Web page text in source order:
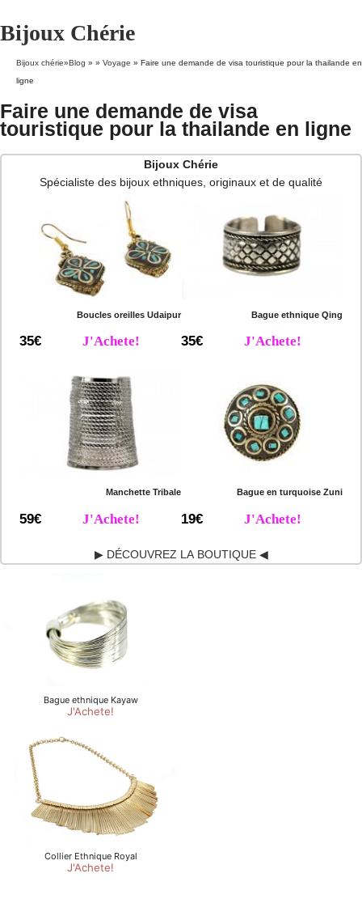
Bijoux Chérie
Bijoux chérie»Blog » » Voyage » Faire une demande de visa touristique pour la thailande en
ligne
Faire une demande de visa
touristique pour la thailande en ligne
Bijoux Chérie
Spécialiste des bijoux ethniques, originaux et de qualité
Boucles oreilles Udaipur
35€ J'Achete!
Bague ethnique Qing
35€ J'Achete!
Manchette Tribale
59€ J'Achete!
Bague en turquoise Zuni
19€ J'Achete!
▶ DÉCOUVREZ LA BOUTIQUE ◀